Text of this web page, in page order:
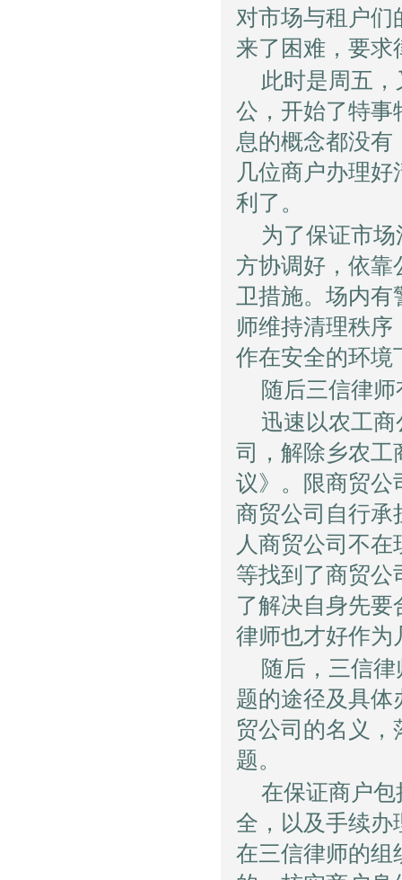
对市场与租户
来了困难，要求
此时是周五
公，开始了特事
息的概念都没有
几位商户办理
利了。
为了保证市
方协调好，依靠
卫措施。场内
师维持清理秩
作在安全的环境
随后三信律
迅速以农工
司，解除乡农工
议》。限商贸公
商贸公司自行承
人商贸公司不
等找到了商贸公
了解决自身先
律师也才好作为
随后，三信
题的途径及具体
贸公司的名义
题。
在保证商户
全，以及手续办
在三信律师的组